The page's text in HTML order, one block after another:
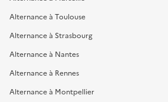
Alternance à Toulouse
Alternance à Strasbourg
Alternance à Nantes
Alternance à Rennes
Alternance à Montpellier